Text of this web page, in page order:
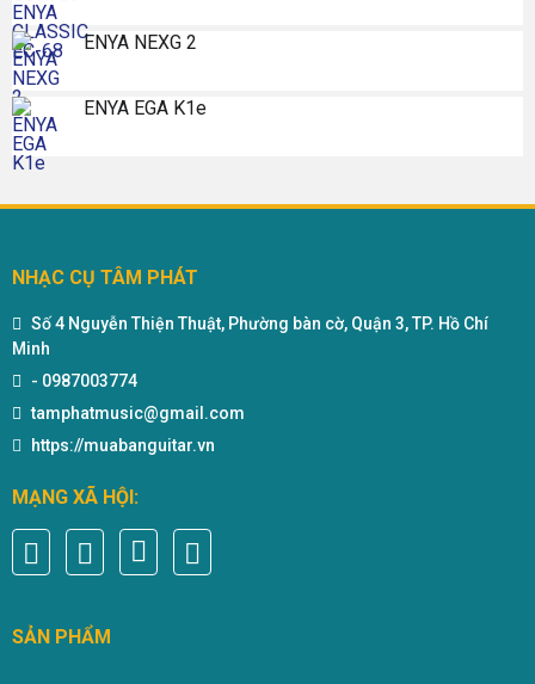
ENYA NEXG 2
ENYA EGA K1e
NHẠC CỤ TÂM PHÁT
Số 4 Nguyễn Thiện Thuật, Phường bàn cờ, Quận 3, TP. Hồ Chí
Minh
- 0987003774
tamphatmusic@gmail.com
https://muabanguitar.vn
MẠNG XÃ HỘI:
SẢN PHẨM